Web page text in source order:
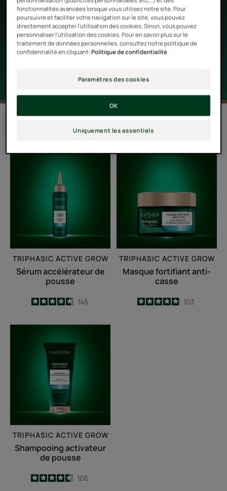
meilleure santé*.
*Test en vie réelle, 1 application / jour pendant 3 mois, 72
consommateurs
3 résultats pour "Soin pour accélérer
la pousse des cheveux"
Sérum
de
pousse
TRIPHASIC ACTIVE GROW
Sérum accélérateur de
pousse
4.7
/5
145
Masque
casse
TRIPHASIC ACTIVE GROW
Masque fortifiant anti-
casse
4.9
/5
103
activateur
de
pousse
TRIPHASIC ACTIVE GROW
Shampooing activateur
de pousse
4.6
/5
106
fonctionnalités avancées lorsque vous utilisez notre site. Pour
poursuivre et faciliter votre navigation sur le site, vous pouvez
directement accepter l'utilisation des cookies. Sinon, vous pouvez
personnaliser l'utilisation des cookies. Pour en savoir plus sur le
traitement de données personnelles, consultez notre politique de
confidentialité en cliquant:Politique de confidentialité
Paramètres des cookies
Uniquement les essentiels
OK